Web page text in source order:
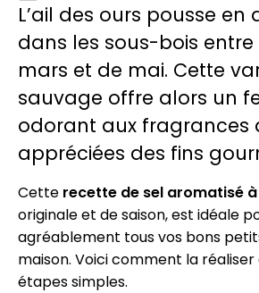
L’ail des ours pousse
dans les sous-bois entre
mars et de mai. Cette
sauvage offre alors un
odorant aux fragrances
appréciées des fins
Cette recette de sel aromatisé à
originale et de saison, est idéale
agréablement tous vos bons
maison. Voici comment la réaliser
étapes simples.